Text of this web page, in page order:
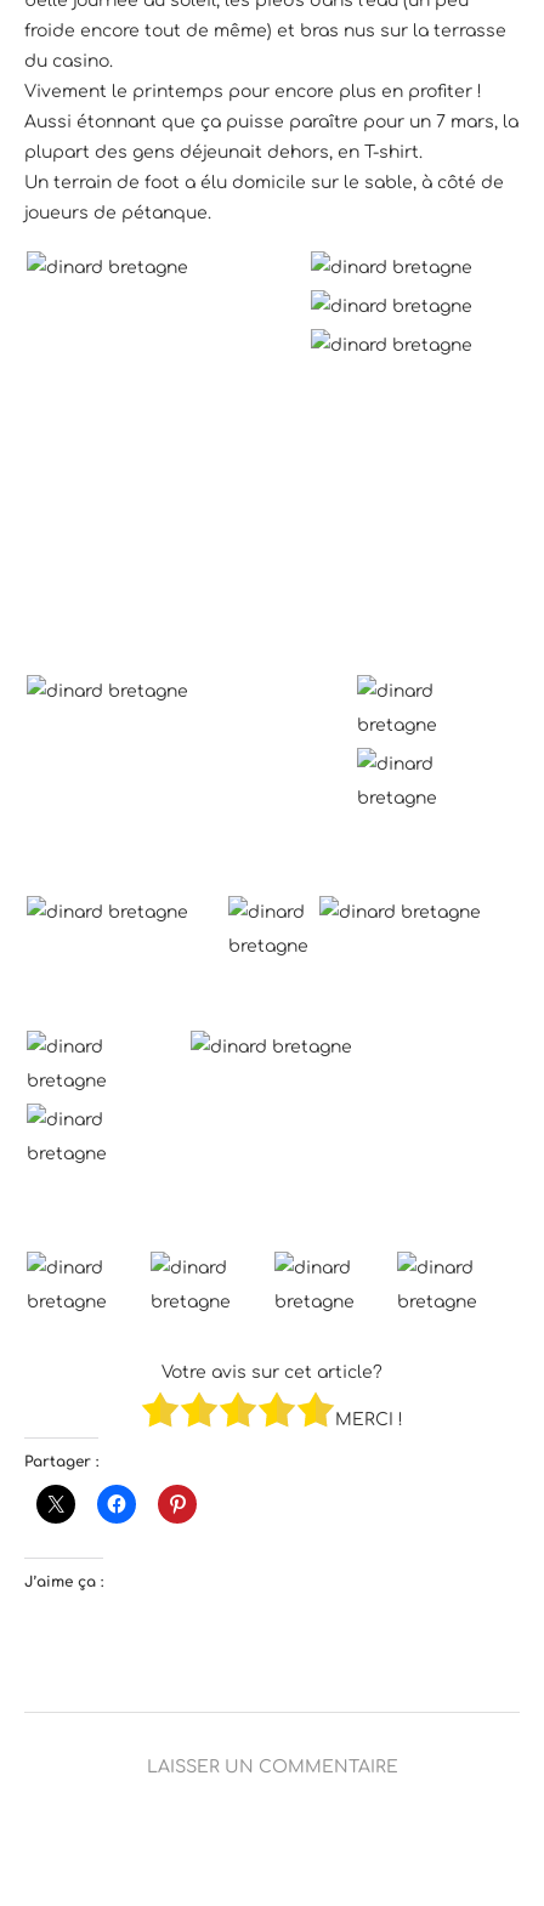
froide encore tout de même) et bras nus sur la terrasse
du casino.
Vivement le printemps pour encore plus en profiter !
Aussi étonnant que ça puisse paraître pour un 7 mars, la
plupart des gens déjeunait dehors, en T-shirt.
Un terrain de foot a élu domicile sur le sable, à côté de
joueurs de pétanque.
Votre avis sur cet article?
MERCI !
Partager :
J’aime ça :
LAISSER UN COMMENTAIRE